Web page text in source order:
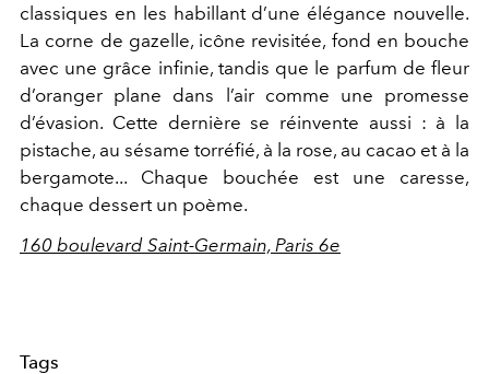
classiques en les habillant d’une élégance nouvelle.
La corne de gazelle, icône revisitée, fond en bouche
avec une grâce infinie, tandis que le parfum de fleur
d’oranger plane dans l’air comme une promesse
d’évasion. Cette dernière se réinvente aussi : à la
pistache, au sésame torréfié, à la rose, au cacao et à la
bergamote... Chaque bouchée est une caresse,
chaque dessert un poème.
160 boulevard Saint-Germain, Paris 6e
Tags